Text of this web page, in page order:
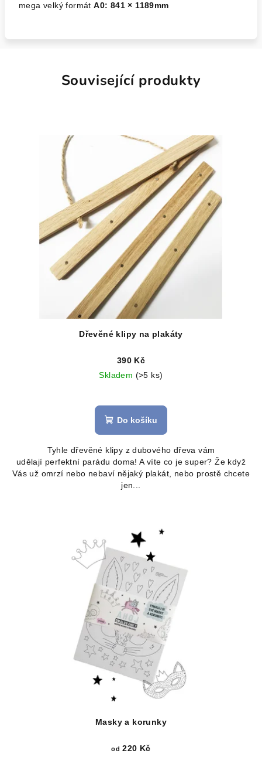
mega velký formátA0: 841 × 1189mm
Související produkty
Dřevěné klipy na plakáty
390 Kč
Skladem (>5 ks)
Do košíku
Tyhle dřevěné klipy z dubového dřeva vám
udělají perfektní parádu doma! A víte co je super? Že když
Vás už omrzí nebo nebaví nějaký plakát, nebo prostě chcete
jen...
Masky a korunky
od 220 Kč